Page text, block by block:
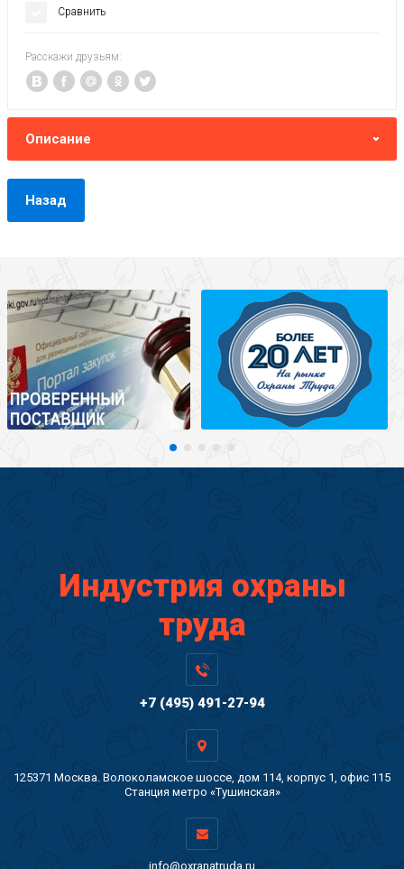
Сравнить
Расскажи друзьям:
Описание
Назад
Индустрия охраны
труда
+7 (495) 491-27-94
125371 Москва. Волоколамское шоссе, дом 114, корпус 1, офис 115
Станция метро «Тушинская»
info@oxranatruda.ru